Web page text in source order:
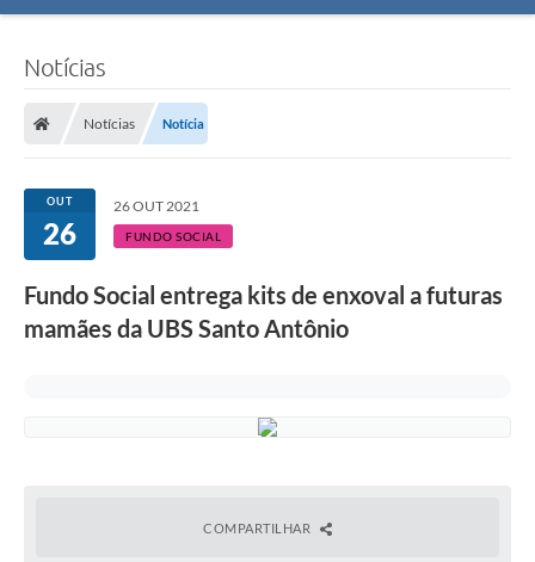
Licitações / PCA
Transparência
Contratos
Notícias
Notícias Notícia
OUT
26
26 OUT 2021
FUNDO SOCIAL
Fundo Social entrega kits de enxoval a futuras
mamães da UBS Santo Antônio
COMPARTILHAR